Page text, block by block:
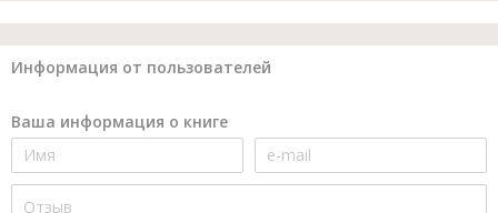
Информация от пользователей
Ваша информация о книге